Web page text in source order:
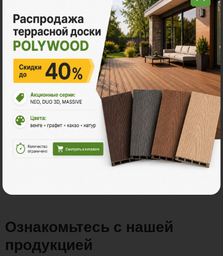
Заказать консультацию
Менеджеры компании Поливуд ответят на
все вопросы, а так же произведут расчет стоимости
материалов и услуг для строительства Вашей
любимой террасы.
Оставить заявку
Ознакомьтесь с нашей
продукцией